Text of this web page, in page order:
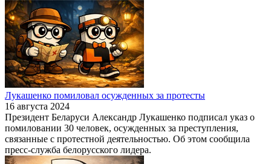
Лукашенко помиловал осужденных за протесты
16 августа 2024
Президент Беларуси Александр Лукашенко подписал указ о
помиловании 30 человек, осужденных за преступления,
связанные с протестной деятельностью. Об этом сообщила
пресс-служба белорусского лидера.